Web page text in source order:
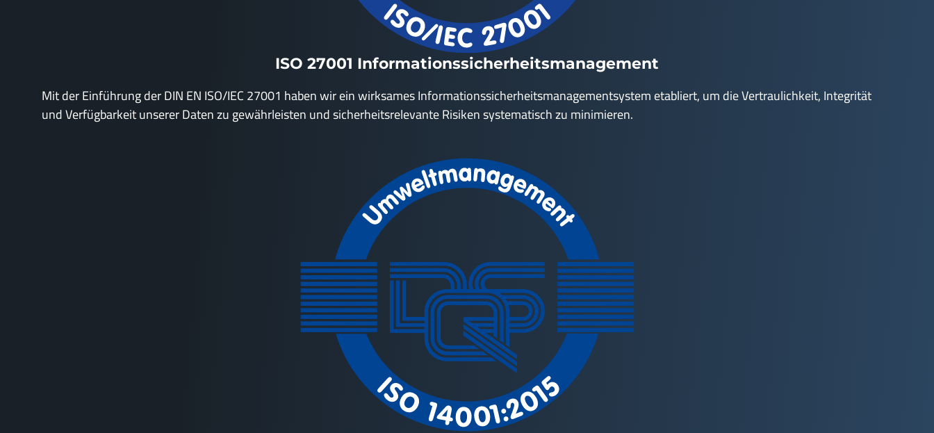
ISO 27001 Informationssicherheitsmanagement
Mit der Einführung der DIN EN ISO/IEC 27001 haben wir ein wirksames Informationssicherheitsmanagementsystem etabliert, um die Vertraulichkeit, Integrität
und Verfügbarkeit unserer Daten zu gewährleisten und sicherheitsrelevante Risiken systematisch zu minimieren.